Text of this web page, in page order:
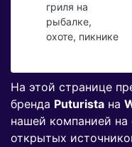
гриля на
рыбалке,
охоте, пикнике
На этой странице
бренда Puturista на
нашей компанией на
открытых